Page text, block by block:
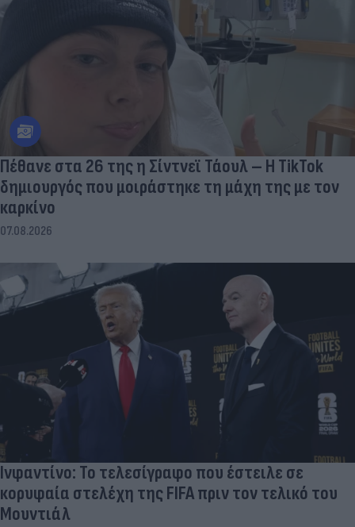
Πέθανε στα 26 της η Σίντνεϊ Τάουλ – Η TikTok
δημιουργός που μοιράστηκε τη μάχη της με τον
καρκίνο
07.08.2026
Ινφαντίνο: Το τελεσίγραφο που έστειλε σε
κορυφαία στελέχη της FIFA πριν τον τελικό του
Μουντιάλ